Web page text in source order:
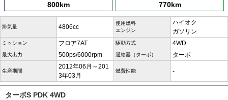
800km 770km
排気量 4806cc
使用燃料
エンジン
ハイオク
ガソリン
ミッション フロア7AT 駆動方式 4WD
最大出力 500ps/6000rpm 過給器（ターボ） ターボ
生産期間
2012年06月～201
3年03月
燃費性能 -
ターボS PDK 4WD